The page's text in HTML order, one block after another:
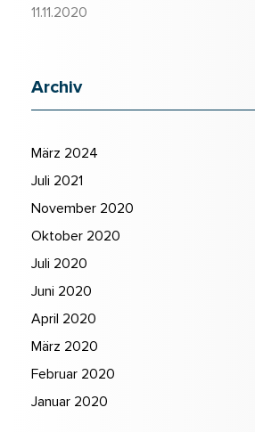
11.11.2020
Archiv
März 2024
Juli 2021
November 2020
Oktober 2020
Juli 2020
Juni 2020
April 2020
März 2020
Februar 2020
Januar 2020